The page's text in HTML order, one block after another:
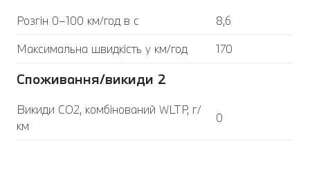
Розгін 0–100 км/год в с
8,6
Максимальна швидкість у км/год
170
Споживання/викиди 2
Викиди CO2, комбінований WLTP, г/
км
0